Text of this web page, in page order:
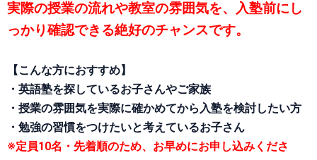
実際の授業の流れや教室の雰囲気を、入塾前にし
っかり確認できる絶好のチャンスです。
【こんな方におすすめ】
・英語塾を探しているお子さんやご家族
・授業の雰囲気を実際に確かめてから入塾を検討したい方
・勉強の習慣をつけたいと考えているお子さん
※定員10名・先着順のため、お早めにお申し込みくださ